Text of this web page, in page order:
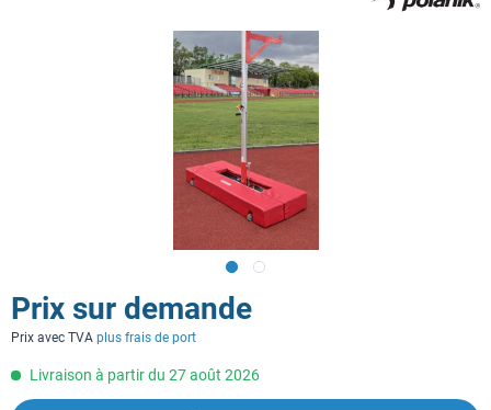
Prix sur demande
Prix avec TVA plus frais de port
Livraison à partir du 27 août 2026